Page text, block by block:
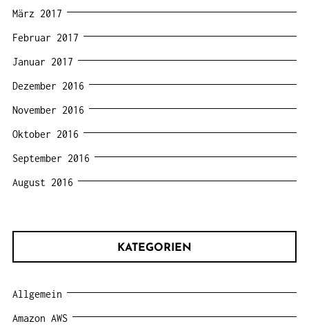
März 2017
Februar 2017
Januar 2017
Dezember 2016
November 2016
Oktober 2016
September 2016
August 2016
KATEGORIEN
Allgemein
Amazon AWS